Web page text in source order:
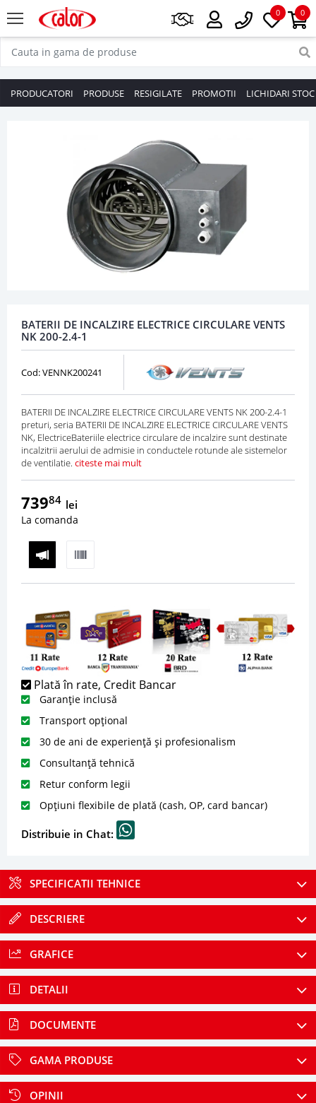
0
0
PRODUCATORI PRODUSE RESIGILATE PROMOTII LICHIDARI STOC
BATERII DE INCALZIRE ELECTRICE CIRCULARE VENTS
NK 200-2.4-1
Cod: VENNK200241
BATERII DE INCALZIRE ELECTRICE CIRCULARE VENTS NK 200-2.4-1
preturi, seria BATERII DE INCALZIRE ELECTRICE CIRCULARE VENTS
NK, ElectriceBateriile electrice circulare de incalzire sunt destinate
incalzitrii aerului de admisie in conductele rotunde ale sistemelor
de ventilatie. citeste mai mult
73984 lei
La comanda
Plată în rate, Credit Bancar
Garanție inclusă
Transport opțional
30 de ani de experiență și profesionalism
Consultanță tehnică
Retur conform legii
Opțiuni flexibile de plată (cash, OP, card bancar)
Distribuie in Chat:
SPECIFICATII TEHNICE
DESCRIERE
GRAFICE
DETALII
DOCUMENTE
GAMA PRODUSE
OPINII